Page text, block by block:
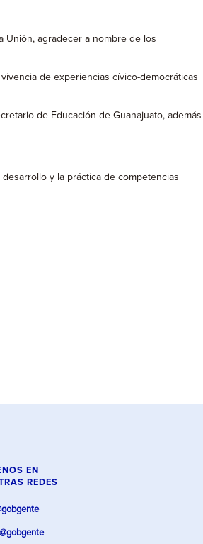
Unión, agradecer a nombre de los
de experiencias cívico-democráticas
de Educación de Guanajuato, además
y la práctica de competencias
EN
REDES
@gobgente